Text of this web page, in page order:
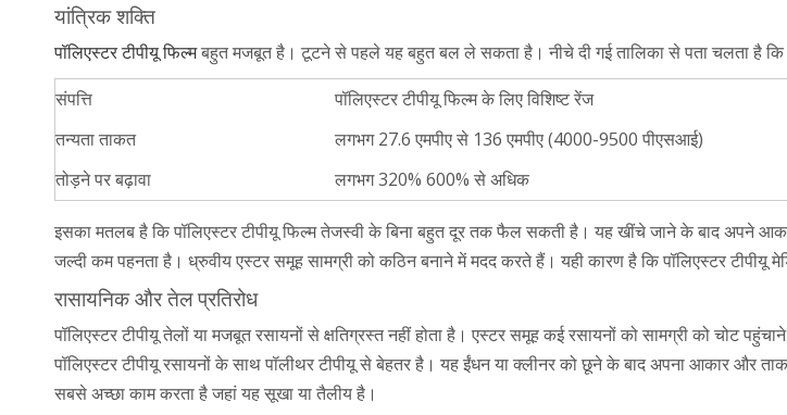
यांत्रिक शक्ति
पॉलिएस्टर टीपीयू फिल्मबहुत मजबूत है। टूटने से पहले यह बहुत बल ले सकता है। नीचे दी गई तालिका से पता चलता है
संपत्ति
पॉलिएस्टर टीपीयू फिल्म के लिए विशिष्ट रेंज
तन्यता ताकत
लगभग 27.6 एमपीए से 136 एमपीए (4000-9500 पीएसआई)
तोड़ने पर बढ़ावा
लगभग 320% 600% से अधिक
इसका मतलब है कि पॉलिएस्टर टीपीयू फिल्म तेजस्वी के बिना बहुत दूर तक फैल सकती है। यह खींचे जाने के बाद अपने
जल्दी कम पहनता है। ध्रुवीय एस्टर समूह सामग्री को कठिन बनाने में मदद करते हैं। यही कारण है कि पॉलिएस्टर
रासायनिक और तेल प्रतिरोध
पॉलिएस्टर टीपीयू तेलों या मजबूत रसायनों से क्षतिग्रस्त नहीं होता है। एस्टर समूह कई रसायनों को सामग्री को चोट
पॉलिएस्टर टीपीयू रसायनों के साथ पॉलीथर टीपीयू से बेहतर है। यह ईंधन या क्लीनर को छूने के बाद अपना आकार और
सबसे अच्छा काम करता है जहां यह सूखा या तैलीय है।